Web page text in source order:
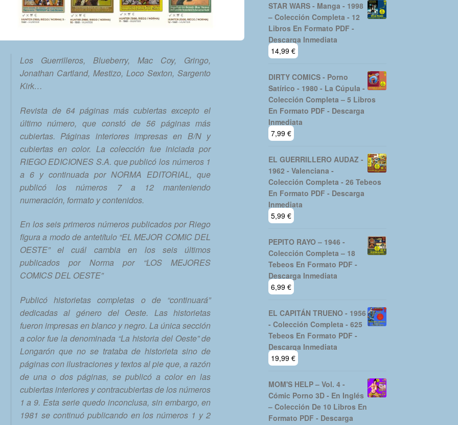
Los Guerrilleros, Blueberry, Mac Coy, Gringo,
Jonathan Cartland, Mestizo, Loco Sexton, Sargento
Kirk…
Revista de 64 páginas más cubiertas excepto el
último número, que constó de 56 páginas más
cubiertas. Páginas interiores impresas en B/N y
cubiertas en color. La colección fue iniciada por
RIEGO EDICIONES S.A. que publicó los números 1
a 6 y continuada por NORMA EDITORIAL, que
publicó los números 7 a 12 manteniendo
numeración, formato y contenidos.
En los seis primeros números publicados por Riego
figura a modo de antetítulo “EL MEJOR COMIC DEL
OESTE” el cuál cambia en los seis últimos
publicados por Norma por “LOS MEJORES
COMICS DEL OESTE”
Publicó historietas completas o de “continuará”
dedicadas al género del Oeste. Las historietas
fueron impresas en blanco y negro. La única sección
a color fue la denominada “La historia del Oeste” de
Longarón que no se trataba de historieta sino de
páginas con ilustraciones y textos al pie que, a razón
de una o dos páginas, se publicó a color en las
cubiertas interiores y contracubiertas de los números
1 a 9. Esta serie quedo inconclusa, sin embargo, en
1981 se continuó publicando en los números 1 y 2
STAR WARS - Manga - 1998
– Colección Completa - 12
Libros En Formato PDF -
Descarga Inmediata
14,99 €
DIRTY COMICS - Porno
Satírico - 1980 - La Cúpula -
Colección Completa – 5 Libros
En Formato PDF - Descarga
Inmediata
7,99 €
EL GUERRILLERO AUDAZ -
1962 - Valenciana -
Colección Completa - 26 Tebeos
En Formato PDF - Descarga
Inmediata
5,99 €
PEPITO RAYO – 1946 -
Colección Completa – 18
Tebeos En Formato PDF -
Descarga Inmediata
6,99 €
EL CAPITÁN TRUENO - 1956
- Colección Completa - 625
Tebeos En Formato PDF -
Descarga Inmediata
19,99 €
MOM'S HELP – Vol. 4 -
Cómic Porno 3D - En Inglés
– Colección De 10 Libros En
Formato PDF - Descarga